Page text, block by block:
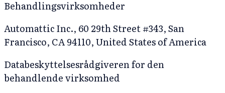
Behandlingsvirksomheder
Automattic Inc., 60 29th Street #343, San
Francisco, CA 94110, United States of America
Databeskyttelsesrådgiveren for den
behandlende virksomhed